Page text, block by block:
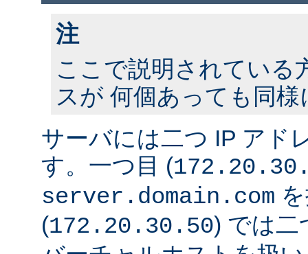
注
ここで説明されている
スが 何個あっても同
サーバには二つ IP アド
す。一つ目 (
server.domain.com
(172.20.30.50) では二